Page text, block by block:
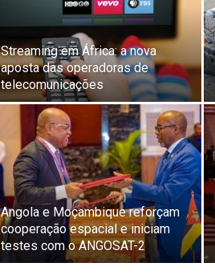
Streaming em África: a nova
aposta das operadoras de
telecomunicações
Angola e Moçambique reforçam
cooperação espacial e iniciam
testes com o ANGOSAT-2